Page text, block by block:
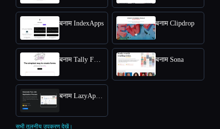
बनाम IndexApps बनाम Clipdrop
बनाम Tally Forms बनाम Sona
बनाम LazyApply
सभी तुलनीय उपकरण देखें।